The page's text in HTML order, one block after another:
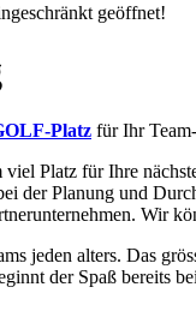
geöffnet!
Platz für Ihr
viel Platz für Ihre
der Planung und
Wir
jeden alters. Das
der Spaß bereits